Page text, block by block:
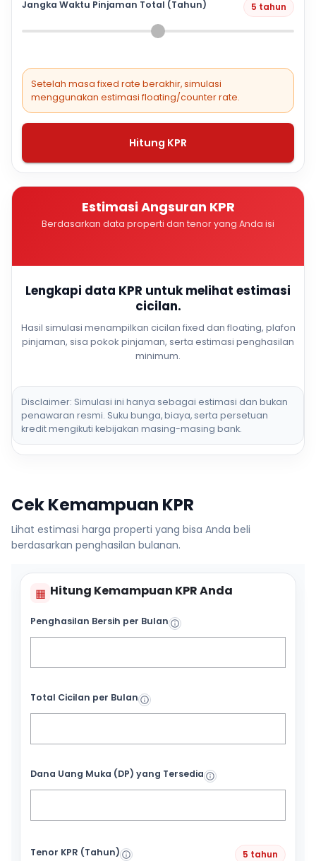
Jangka Waktu Pinjaman Total (Tahun) 5 tahun
Setelah masa fixed rate berakhir, simulasi
menggunakan estimasi floating/counter rate.
Hitung KPR
Estimasi Angsuran KPR
Berdasarkan data properti dan tenor yang Anda isi
Lengkapi data KPR untuk melihat estimasi
cicilan.
Hasil simulasi menampilkan cicilan fixed dan floating, plafon
pinjaman, sisa pokok pinjaman, serta estimasi penghasilan
minimum.
Disclaimer: Simulasi ini hanya sebagai estimasi dan bukan
penawaran resmi. Suku bunga, biaya, serta persetuan
kredit mengikuti kebijakan masing-masing bank.
Cek Kemampuan KPR
Lihat estimasi harga properti yang bisa Anda beli
berdasarkan penghasilan bulanan.
▦ Hitung Kemampuan KPR Anda
Penghasilan Bersih per Bulan
Total Cicilan per Bulan
Dana Uang Muka (DP) yang Tersedia
Tenor KPR (Tahun) 5 tahun